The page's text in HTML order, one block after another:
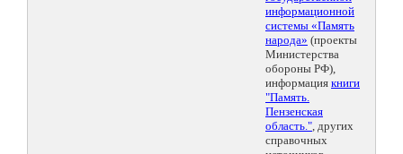
информационной
системы «Память
народа» (проекты
Министерства
обороны РФ),
информация книги
"Память.
Пензенская
область.", других
справочных